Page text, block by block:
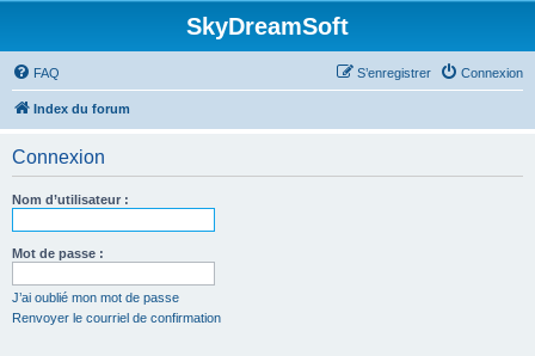
SkyDreamSoft
FAQ Connexion
S’enregistrer
Index du forum
Connexion
Nom d’utilisateur :
Mot de passe :
J’ai oublié mon mot de passe
Renvoyer le courriel de confirmation